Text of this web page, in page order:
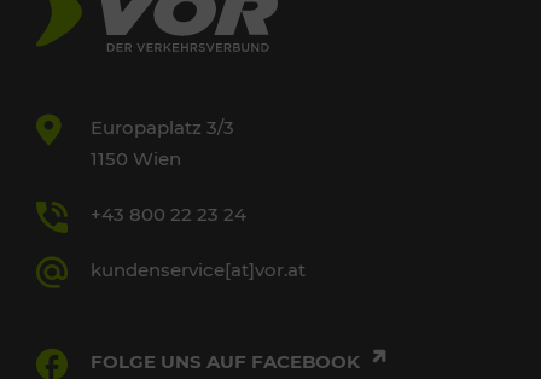
Europaplatz 3/3
1150 Wien
+43 800 22 23 24
kundenservice[at]vor.at
FOLGE UNS AUF FACEBOOK